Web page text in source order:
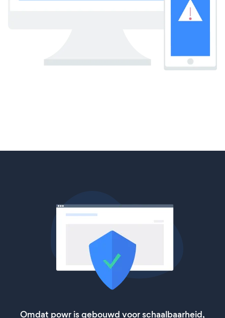
Omdat powr is gebouwd voor schaalbaarheid,